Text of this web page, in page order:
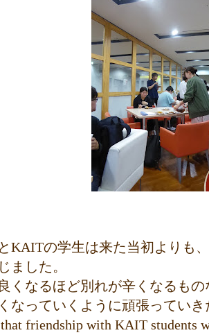
KAITの学生は来た当初よりも
ました。
くなるほど別れが辛くなるも
なっていくように頑張ってい
friendship with KAIT students